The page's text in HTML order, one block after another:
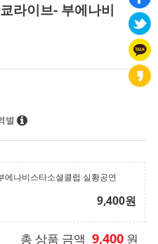
라이브- 부에나비
별
에나비스타소셜클럽 실황공연
9,400원
총 상품 금액 9,400 원